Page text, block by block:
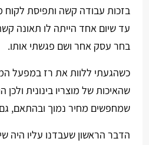
בזכות עבודה קשה ותפיסת לקוח
עד שיום אחד הייתה לו תאונה
בחר עסק אחר ושם פגשתי אותו.
כשהגעתי ללוות את רז במפעל
שהאיכות של מוצריו בינונית ולכן
שמחפשים מחיר נמוך ובהתאם, גם
הדבר הראשון שעבדנו עליו היה